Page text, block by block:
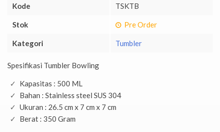
Kode TSKTB
Stok Pre Order
Kategori Tumbler
Spesifikasi Tumbler Bowling
Kapasitas : 500 ML
Bahan : Stainless steel SUS 304
Ukuran : 26.5 cm x 7 cm x 7 cm
Berat : 350 Gram